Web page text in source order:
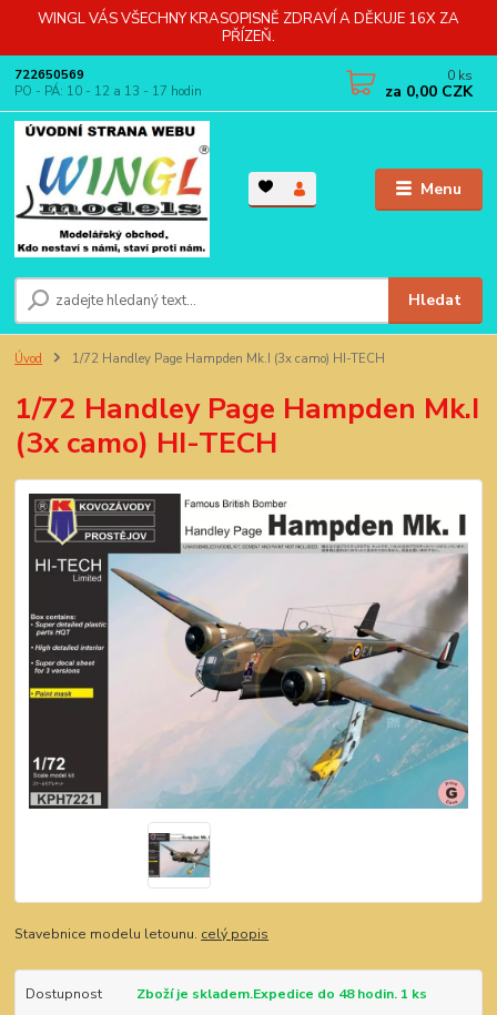
WINGL VÁS VŠECHNY KRASOPISNĚ ZDRAVÍ A DĚKUJE 16X ZA
PŘÍZEŇ.
Menu
Hledat
722650569
PO - PÁ: 10 - 12 a 13 - 17 hodin
0 ks
za 0,00 CZK
Úvod 1/72 Handley Page Hampden Mk.I (3x camo) HI-TECH
1/72 Handley Page Hampden Mk.I
(3x camo) HI-TECH
Stavebnice modelu letounu. celý popis
Dostupnost Zboží je skladem.Expedice do 48 hodin. 1 ks